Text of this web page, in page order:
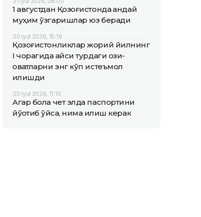
1 августдан Қозоғистонда қандай
муҳим ўзгаришлар юз беради
30 iyul 2026, 15:19
Қозоғистонликлар жорий йилнинг
I чорагида қайси турдаги озиқ-
овқатларни энг кўп истеъмол
қилишди
30 iyul 2026, 11:10
Агар бола чет элда паспортини
йўқотиб қўйса, нима қилиш керак